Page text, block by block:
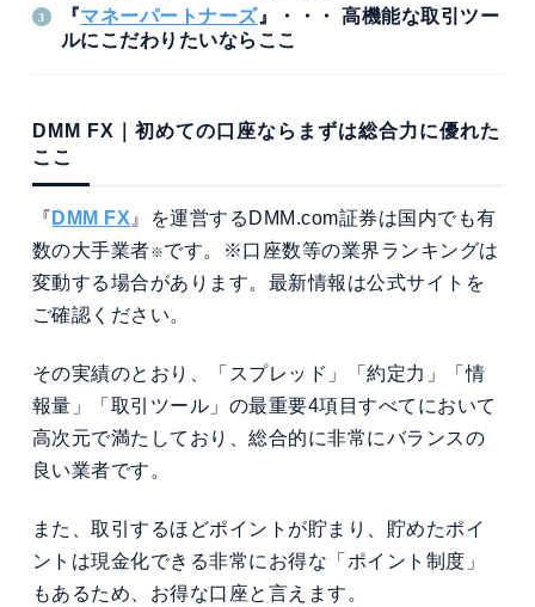
『マネーパートナーズ』・・・ 高機能な取引ツー
ルにこだわりたいならここ
DMM FX｜初めての口座ならまずは総合力に優れた
ここ
『 DMM FX 』を運営するDMM.com証券は国内でも有
数の大手業者※です。※口座数等の業界ランキングは
変動する場合があります。最新情報は公式サイトを
ご確認ください。
その実績のとおり、「スプレッド」「約定力」「情
報量」「取引ツール」の最重要4項目すべてにおいて
高次元で満たしており、総合的に非常にバランスの
良い業者です。
また、取引するほどポイントが貯まり、貯めたポイ
ントは現金化できる非常にお得な「ポイント制度」
もあるため、お得な口座と言えます。